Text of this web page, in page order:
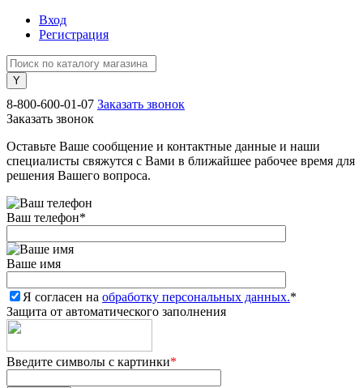
Вход
Регистрация
8-800-600-01-07 Заказать звонок
Заказать звонок
Оставьте Ваше сообщение и контактные данные и наши
специалисты свяжутся с Вами в ближайшее рабочее время для
решения Вашего вопроса.
Ваш телефон*
Ваше имя
Я согласен на обработку персональных данных.*
Защита от автоматического заполнения
Введите символы с картинки*